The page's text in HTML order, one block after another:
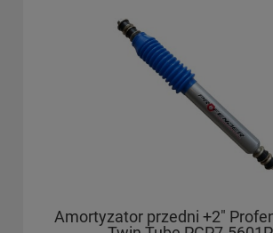
Amortyzator przedni +2"